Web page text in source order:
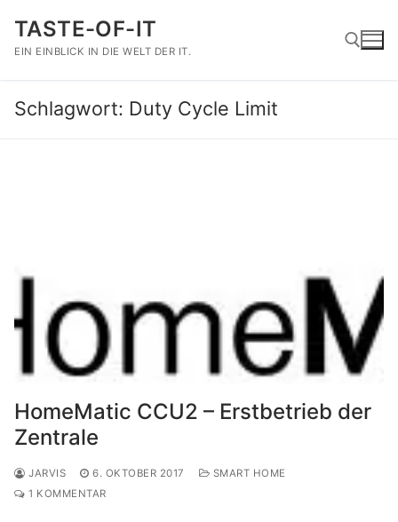
Inhalt
springen
TASTE-OF-IT
EIN EINBLICK IN DIE WELT DER IT.
Suchen nach:
Schlagwort: Duty Cycle Limit
HomeMatic CCU2 – Erstbetrieb der
Zentrale
JARVIS 6. OKTOBER 2017
SMART HOME
1 KOMMENTAR